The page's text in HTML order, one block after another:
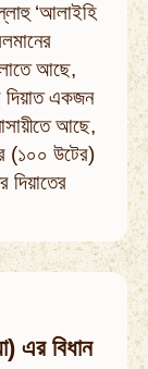
‘আলাইহি
আছে,
দিয়াত একজন
আছে,
(১০০ উটের)
দিয়াতের
এর বিধান